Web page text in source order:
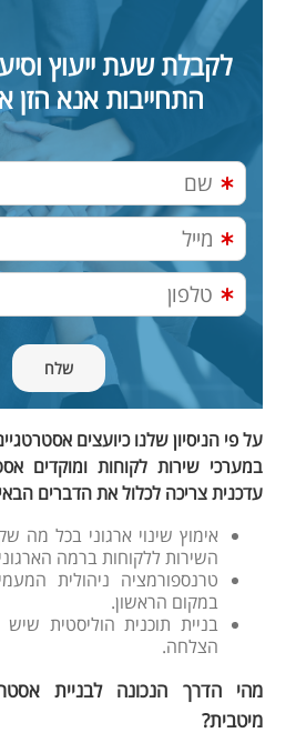
לקבלת שעת ייעוץ
התחייבות אנא
על פי הניסיון שלנו כיועצים
במערכי שירות לקוחות ומוקדים
עדכנית צריכה לכלול את הדברים
אימוץ שינוי ארגוני בכל מה
השירות ללקוחות ברמה
טרנספורמציה ניהולית
במקום הראשון.
בניית תוכנית הוליסטית
הצלחה.
מהי הדרך הנכונה לבניית
מיטבית?